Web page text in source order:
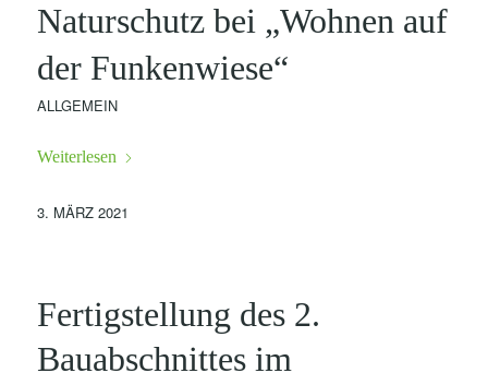
Naturschutz bei „Wohnen auf
der Funkenwiese“
ALLGEMEIN
Weiterlesen
3. MÄRZ 2021
Fertigstellung des 2.
Bauabschnittes im